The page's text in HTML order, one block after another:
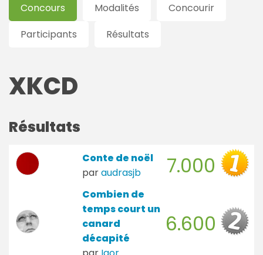
Concours Modalités
Concourir
Participants
Résultats
XKCD
Résultats
Conte de noël
paraudrasjb 7.000
Combien de
temps court un
canard
décapité
6.600